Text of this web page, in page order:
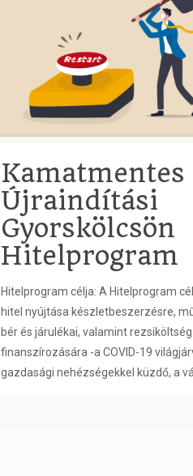
Kamatmentes
Újraindítási
Gyorskölcsön
Hitelprogram
Hitelprogram célja: A Hitelprogram
hitel nyújtása készletbeszerzésre,
bér és járulékai, valamint rezsiköltség
finanszírozására -a COVID-19
gazdasági nehézségekkel küzdő, a